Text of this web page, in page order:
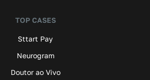
TOP CASES
Sttart Pay
Neurogram
Doutor ao Vivo